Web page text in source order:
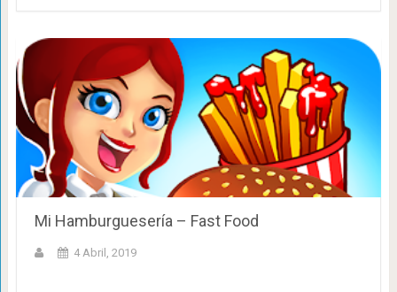
Mi Hamburguesería – Fast Food
4 Abril, 2019